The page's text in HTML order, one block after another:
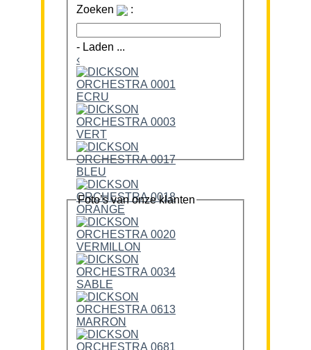
Zoeken
:
- Laden ...
‹
Foto’s van onze klanten